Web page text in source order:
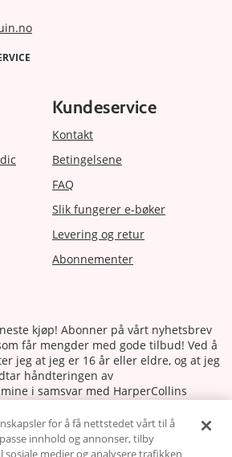
Kundeservice
Kontakt
Betingelsene
FAQ
Slik fungerer e-bøker
Levering og retur
Abonnementer
kjøp! Abonner på vårt nyhetsbrev
får mengder med gode tilbud! Ved å
jeg at jeg er 16 år eller eldre, og at jeg
håndteringen av
i samsvar med HarperCollins
Abonnere
for å få nettstedet vårt til å
innhold og annonser, tilby
medier og analysere trafikken